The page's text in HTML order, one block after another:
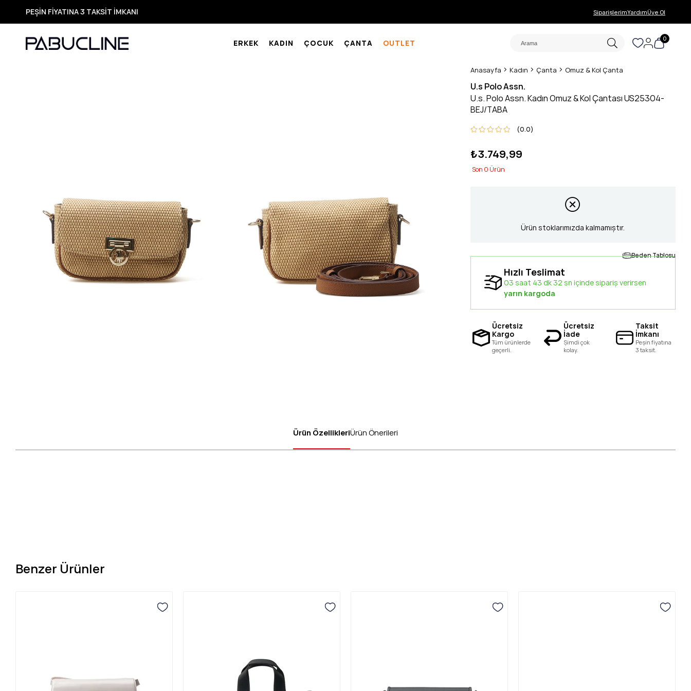
PEŞİN FİYATINA 3 TAKSİT İMKANI
TÜM ÜRÜNLERDE ÜCRETSİZ KARGO
Yeni Sezon Ürünlerde Özel Fırsatlar
Seçili Ürünlerde Hızlı Teslimat
SiparişlerimYardımÜye Ol
ERKEK KADIN ÇOCUK ÇANTA OUTLET 0
Anasayfa Kadın Çanta Omuz & Kol Çanta
U.s Polo Assn.
U.s. Polo Assn. Kadın Omuz & Kol Çantası US25304-
BEJ/TABA
0.0
₺3.749,99
0
Ürün stoklarımızda kalmamıştır.
Beden Tablosu
Hızlı Teslimat
03 saat 43 dk 31 sn içinde sipariş verirsen
yarın kargoda
Ücretsiz
Kargo
Tüm ürünlerde
geçerli.
Ücretsiz
İade
Şimdi çok
kolay.
Taksit
İmkanı
Peşin fiyatına
3 taksit.
Ürün ÖzellikleriÜrün Önerileri
Benzer Ürünler